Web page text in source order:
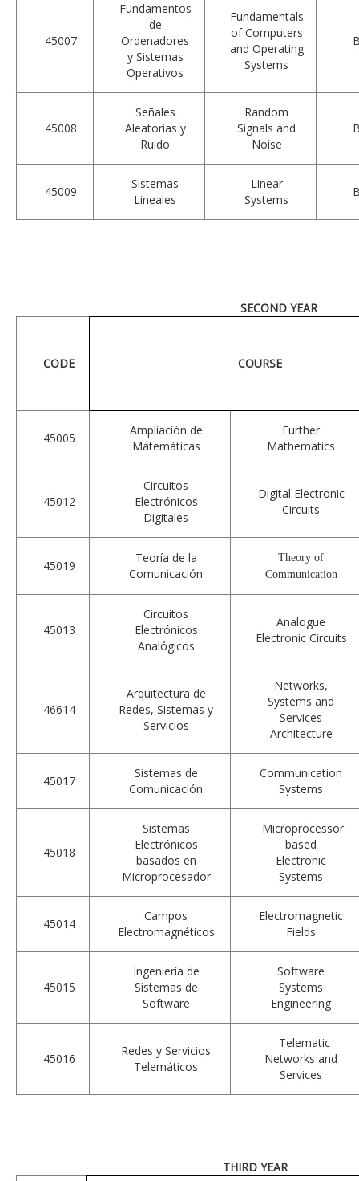
45007
Fundamentos
de
Ordenadores
y Sistemas
Operativos
Fundamentals
of Computers
and Operating
Systems
45008
Señales
Aleatorias y
Ruido
Random
Signals and
Noise
45009
Sistemas
Lineales
Linear
Systems
CODE COURSE
45005
Ampliación de
Matemáticas
Further
Mathematics
45012
Circuitos
Electrónicos
Digitales
Digital Electronic
Circuits
45019
Teoría de la
Comunicación
Theory of
Communication
45013
Circuitos
Electrónicos
Analógicos
Analogue
Electronic Circuits
46614
Arquitectura de
Redes, Sistemas y
Servicios
Networks,
Systems and
Services
Architecture
45017
Sistemas de
Comunicación
Communication
Systems
45018
Sistemas
Electrónicos
basados en
Microprocesador
Microprocessor
based
Electronic
Systems
45014
Campos
Electromagnéticos
Electromagnetic
Fields
45015
Ingeniería de
Sistemas de
Software
Software
Systems
Engineering
45016
Redes y Servicios
Telemáticos
Telematic
Networks and
Services
SECOND YEAR
THIRD YEAR